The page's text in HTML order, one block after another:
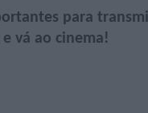
para
vá ao cinema!